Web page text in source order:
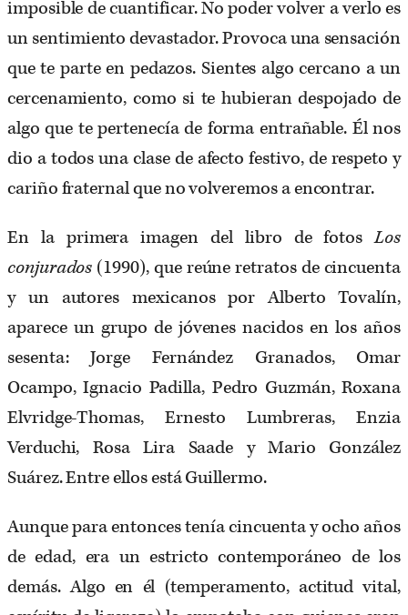
imposible de cuantificar. No poder volver a verlo es
un sentimiento devastador. Provoca una sensación
que te parte en pedazos. Sientes algo cercano a un
cercenamiento, como si te hubieran despojado de
algo que te pertenecía de forma entrañable. Él nos
dio a todos una clase de afecto festivo, de respeto y
cariño fraternal que no volveremos a encontrar.
En la primera imagen del libro de fotosLos
conjurados (1990), que reúne retratos de cincuenta
y un autores mexicanos por Alberto Tovalín,
aparece un grupo de jóvenes nacidos en los años
sesenta: Jorge Fernández Granados, Omar
Ocampo, Ignacio Padilla, Pedro Guzmán, Roxana
Elvridge-Thomas, Ernesto Lumbreras, Enzia
Verduchi, Rosa Lira Saade y Mario González
Suárez. Entre ellos está Guillermo.
Aunque para entonces tenía cincuenta y ocho años
de edad, era un estricto contemporáneo de los
demás. Algo en él (temperamento, actitud vital,